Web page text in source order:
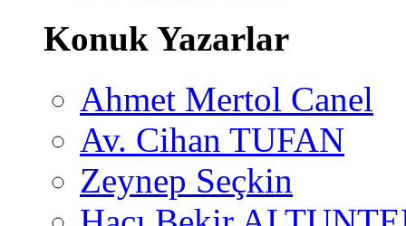
Konuk Yazarlar
Ahmet Mertol Canel
Av. Cihan TUFAN
Zeynep Seçkin